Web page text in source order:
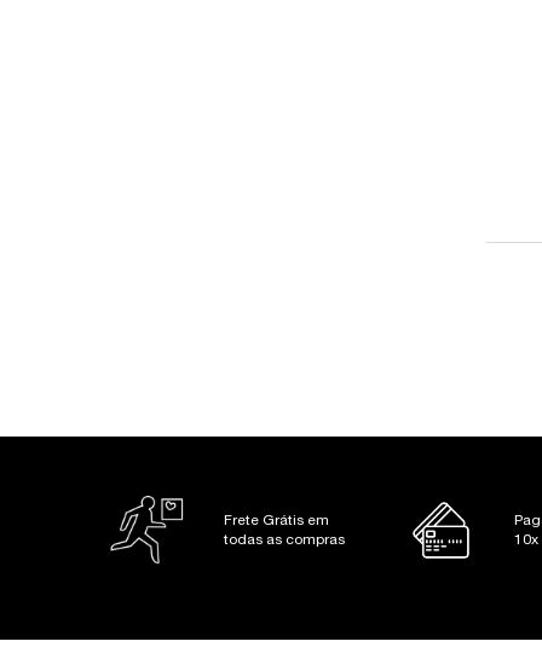
Frete Grátis em
todas as compras
10x